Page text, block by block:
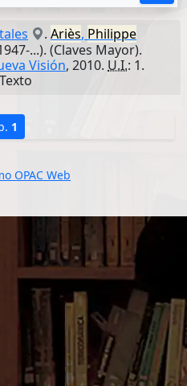
. Ariès, Philippe
...). (Claves Mayor).
Visión, 2010. U.I.: 1.
1
OPAC Web